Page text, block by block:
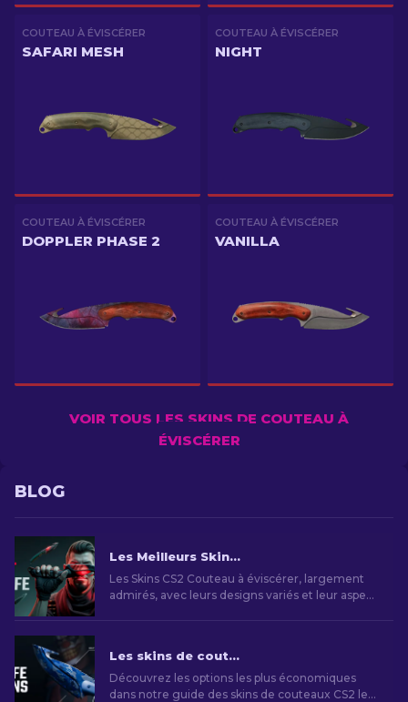
COUTEAU À ÉVISCÉRER
SAFARI MESH
COUTEAU À ÉVISCÉRER
NIGHT
COUTEAU À ÉVISCÉRER
DOPPLER PHASE 2
COUTEAU À ÉVISCÉRER
VANILLA
VOIR TOUS LES SKINS DE COUTEAU À
ÉVISCÉRER
BLOG
Les Meilleurs Skins de Couteau à éviscérer de CS2
Les Skins CS2 Couteau à éviscérer, largement
admirés, avec leurs designs variés et leur aspect
Les skins de couteaux CS2 les moins chers [2026]
Découvrez les options les plus économiques
dans notre guide des skins de couteaux CS2 les